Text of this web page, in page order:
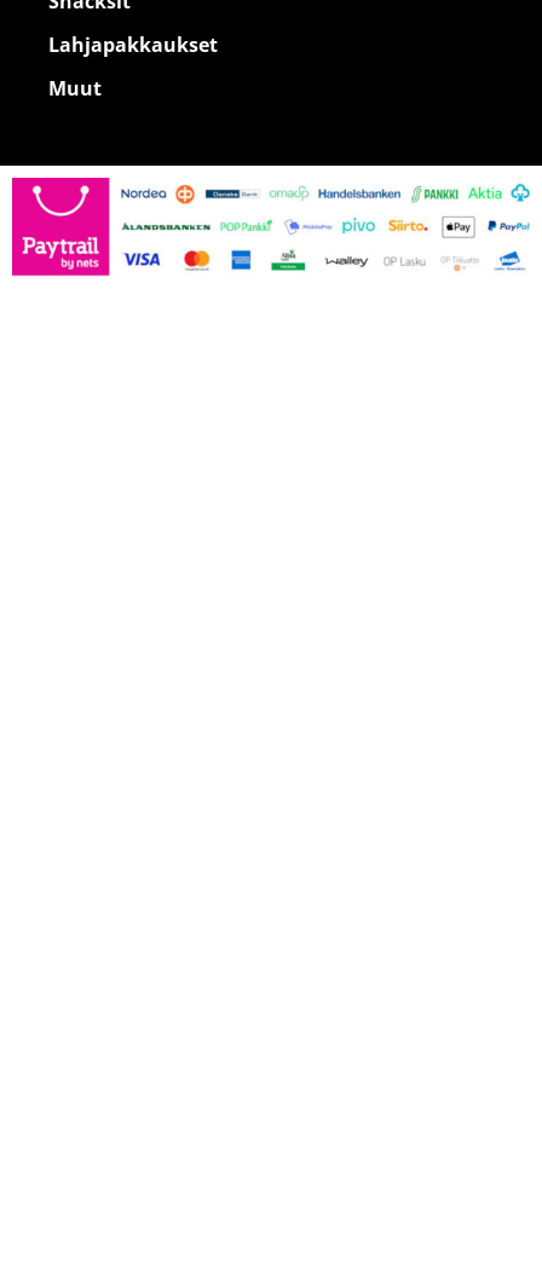
Lahjapakkaukset
Muut